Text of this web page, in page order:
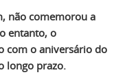
não comemorou a
entanto, o
com o aniversário do
longo prazo.